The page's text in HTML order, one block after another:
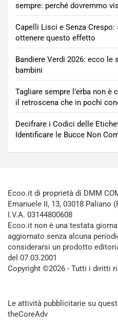
sempre: perché dovremmo
Capelli Lisci e Senza
ottenere questo effetto
Bandiere Verdi 2026: ecco le
bambini
Tagliare sempre l’erba non
il retroscena che in pochi
Decifrare i Codici delle
Identificare le Bucce Non
Ecoo.it di proprietà di DMM
Emanuele II, 13, 03018 Paliano
I.V.A. 03144800608
Ecoo.it non è una testata
aggiornato senza alcuna
considerarsi un prodotto
del 07.03.2001
Copyright ©2026 - Tutti i diritti
Le attività pubblicitarie su
theCoreAdv